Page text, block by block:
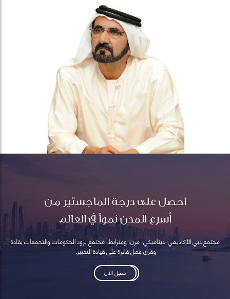
احصل على درجة الماجستير من
أسرع المدن نمواً في العالم
مجتمع دبي الأكاديمي: ديناميكي، مرن، ومترابط، مجتمع يزود الحكومات والتجمعات بقادة
وفرق عمل قادرة على قيادة التغيير.
سجل الآن